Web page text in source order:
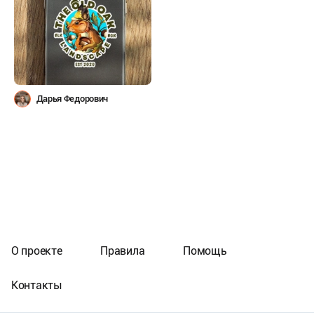
Дарья Федорович
О проекте Правила Помощь
Контакты